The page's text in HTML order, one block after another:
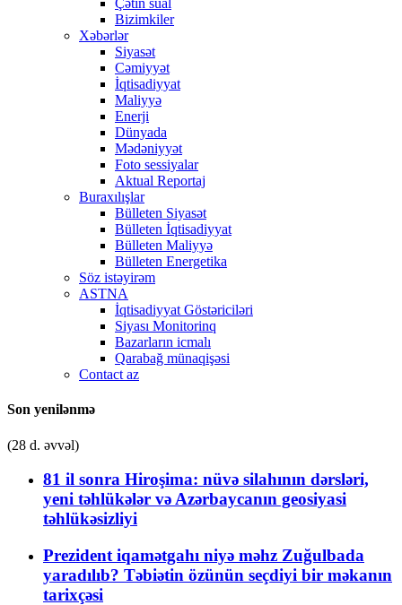
Çətin sual
Bizimkiler
Xəbərlər
Siyasət
Cəmiyyət
İqtisadiyyat
Maliyyə
Enerji
Dünyada
Mədəniyyət
Foto sessiyalar
Aktual Reportaj
Buraxılışlar
Bülleten Siyasət
Bülleten İqtisadiyyat
Bülleten Maliyyə
Bülleten Energetika
Söz istəyirəm
ASTNA
İqtisadiyyat Göstəriciləri
Siyası Monitorinq
Bazarların icmalı
Qarabağ münaqişəsi
Contact az
Son yenilənmə
(28 d. əvvəl)
81 il sonra Hiroşima: nüvə silahının dərsləri,
yeni təhlükələr və Azərbaycanın geosiyasi
təhlükəsizliyi
Prezident iqamətgahı niyə məhz Zuğulbada
yaradılıb? Təbiətin özünün seçdiyi bir məkanın
tarixçəsi